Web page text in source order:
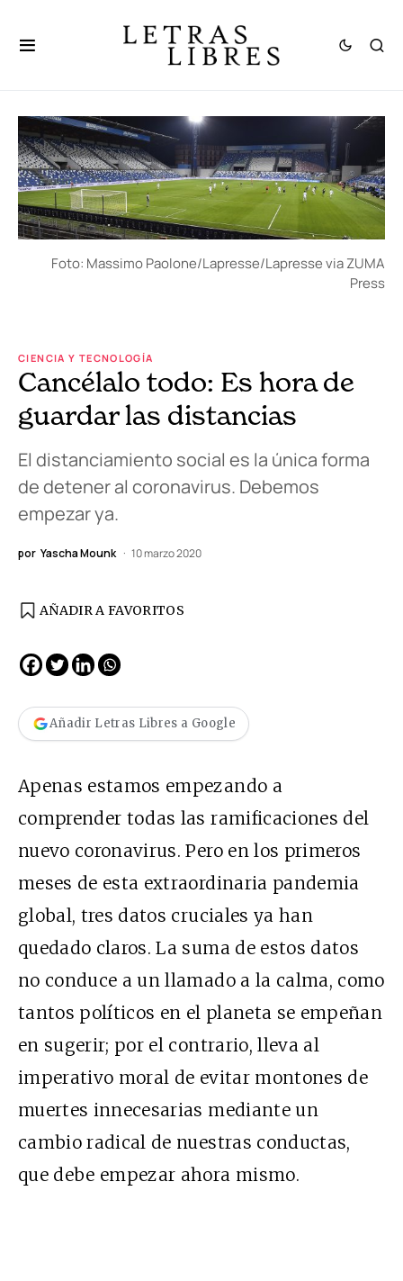
Foto: Massimo Paolone/Lapresse/Lapresse via ZUMA
Press
CIENCIA Y TECNOLOGÍA
Cancélalo todo: Es hora de
guardar las distancias
El distanciamiento social es la única forma
de detener al coronavirus. Debemos
empezar ya.
por Yascha Mounk 10 marzo 2020
AÑADIR A FAVORITOS
Añadir Letras Libres a Google
Apenas estamos empezando a
comprender todas las ramificaciones del
nuevo coronavirus. Pero en los primeros
meses de esta extraordinaria pandemia
global, tres datos cruciales ya han
quedado claros. La suma de estos datos
no conduce a un llamado a la calma, como
tantos políticos en el planeta se empeñan
en sugerir; por el contrario, lleva al
imperativo moral de evitar montones de
muertes innecesarias mediante un
cambio radical de nuestras conductas,
que debe empezar ahora mismo.